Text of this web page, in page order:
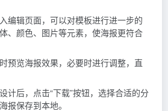
编辑页面，可以对模板进行进一步的
、颜色、图片等元素，使海报更符合
预览海报效果，必要时进行调整，直
计后，点击“下载”按钮，选择合适的分
报保存到本地。